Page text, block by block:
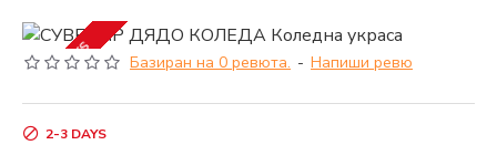
2-3 DAYS Базиран на 0 ревюта. - Напиши ревю
2-3 DAYS